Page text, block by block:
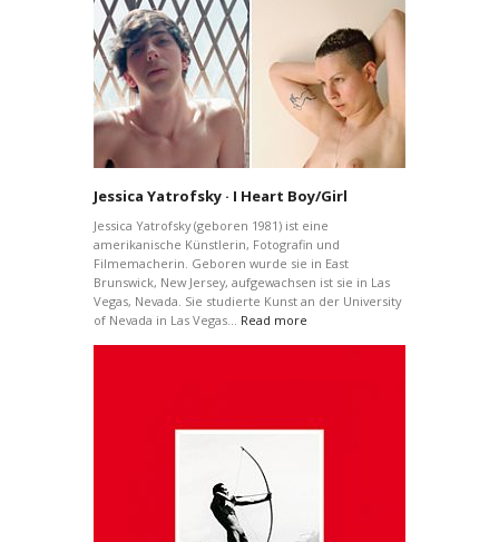
Jessica Yatrofsky · I Heart Boy/Girl
Jessica Yatrofsky (geboren 1981) ist eine
amerikanische Künstlerin, Fotografin und
Filmemacherin. Geboren wurde sie in East
Brunswick, New Jersey, aufgewachsen ist sie in Las
Vegas, Nevada. Sie studierte Kunst an der University
of Nevada in Las Vegas… Read more